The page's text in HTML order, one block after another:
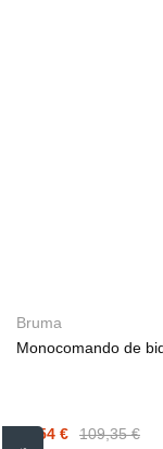
Bruma
Monocomando de
76,54 € 109,35 €